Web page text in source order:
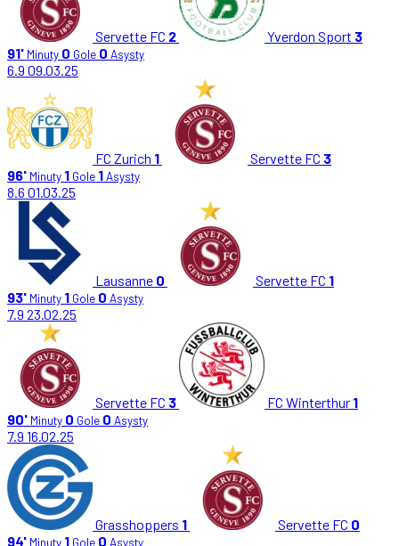
Servette FC 2 Yverdon Sport 3
91' Minuty 0 Gole 0 Asysty
6.9 09.03.25
FC Zurich 1 Servette FC 3
96' Minuty 1 Gole 1Asysty
8.6 01.03.25
Lausanne 0 Servette FC 1
93' Minuty 1 Gole 0 Asysty
7.9 23.02.25
Servette FC 3 FC Winterthur 1
90' Minuty 0 Gole 0 Asysty
7.9 16.02.25
Grasshoppers 1 Servette FC 0
94' Minuty 1 Gole 0 Asysty